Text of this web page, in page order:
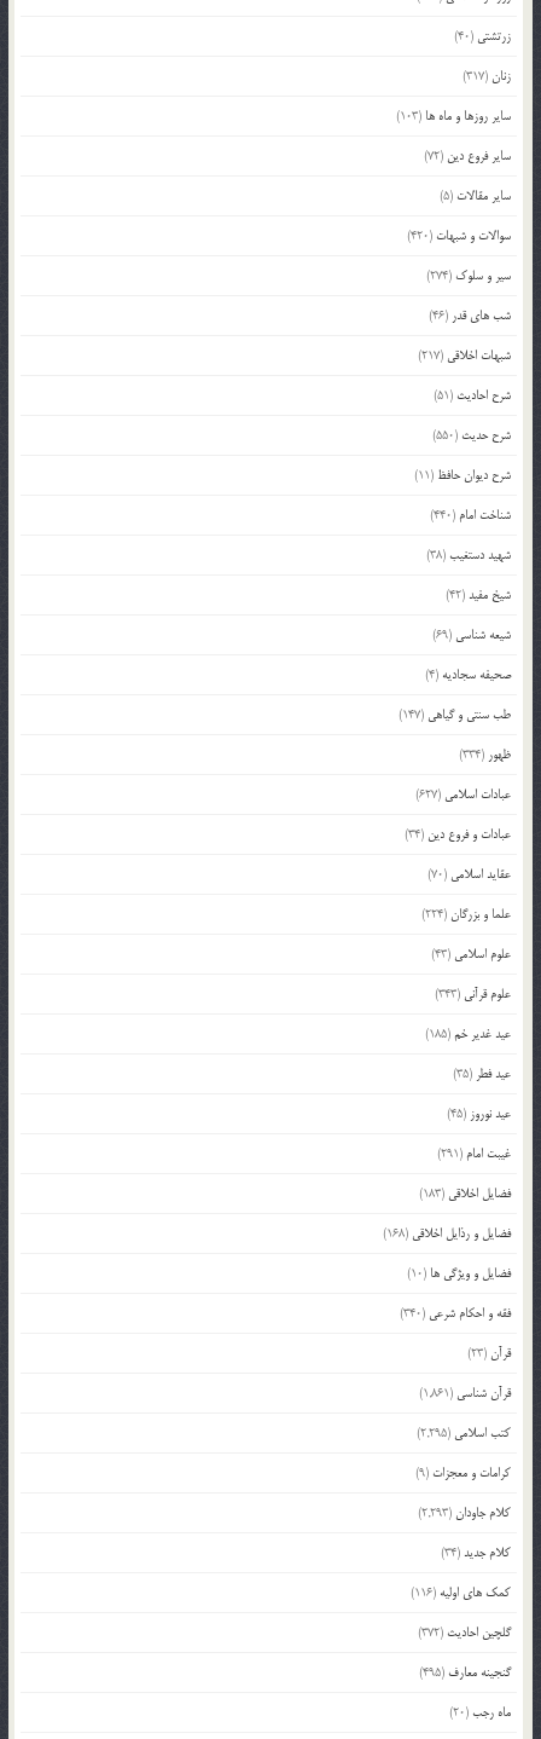
زرتشتی (40)
زنان(317)
سایر روزها و ماه ها (103)
سایر فروع دین (72)
سایر مقالات (5)
سوالات و شبهات (420)
سیر و سلوک (274)
شب های قدر (46)
شبهات اخلاقی (217)
شرح احادیث (51)
شرح حدیث (550)
شرح دیوان حافظ (11)
شناخت امام (440)
شهید دستغیب(38)
شیخ مفید(42)
شیعه شناسی (69)
صحیفه سجادیه (4)
طب سنتی و گیاهی (147)
ظهور (334)
عبادات اسلامی (627)
عبادات و فروع دین (34)
عقاید اسلامی (70)
علما و بزرگان(224)
علوم اسلامی (43)
علوم قرآنی (343)
عید غدیر خم(185)
عید فطر (35)
عید نوروز (45)
غیبت امام (291)
فضایل اخلاقی (183)
فضایل و رذایل اخلاقی (168)
فضایل و ویژگی ها (10)
فقه و احکام شرعی (340)
قرآن(23)
قرآن شناسی (1,861)
کتب اسلامی (2,295)
کرامات و معجزات (9)
کلام جاودان(2,293)
کلام جدید(34)
کمک های اولیه (116)
گلچین احادیث (372)
گنجینه معارف (495)
ماه رجب(20)